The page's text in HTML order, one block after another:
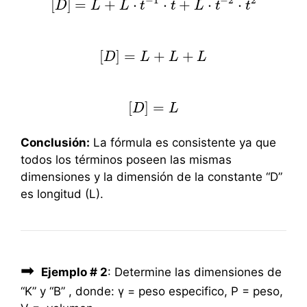
[D] = L + L ⋅ t ⋅ t + L ⋅ t ⋅ t
[D ]= L+ L ⋅t− 1⋅ t+L ⋅t− 2⋅ 2
[D] = L + L + L
[D ]=L+L +L
[D] = L
[D ]=L
Conclusión: La fórmula es consistente ya que
todos los términos poseen las mismas
dimensiones y la dimensión de la constante “D”
es longitud (L).
➡ Ejemplo # 2: Determine las dimensiones de
“K” y “B” , donde: γ = peso especifico, P = peso,